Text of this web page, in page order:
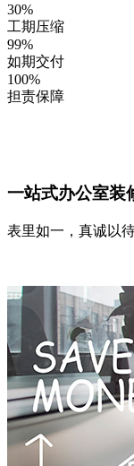
30%
工期压缩
99%
如期交付
100%
担责保障
一站式办公室装
表里如一，真诚以